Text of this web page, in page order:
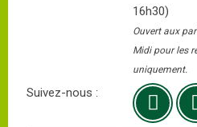
16h30)
Ouvert aux
Midi pour les
uniquement.
Suivez-nous :